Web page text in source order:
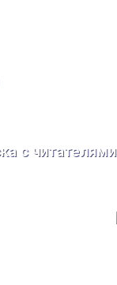
с читателями